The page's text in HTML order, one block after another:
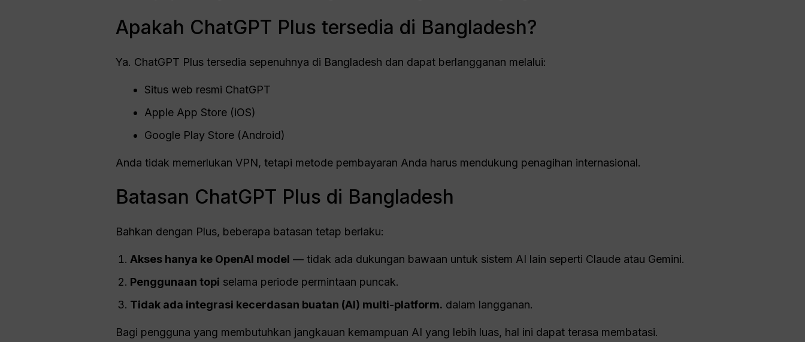
Apakah ChatGPT Plus tersedia di Bangladesh?
Ya. ChatGPT Plus tersedia sepenuhnya di Bangladesh dan dapat berlangganan melalui:
Situs web resmi ChatGPT
Apple App Store (iOS)
Google Play Store (Android)
Anda tidak memerlukan VPN, tetapi metode pembayaran Anda harus mendukung penagihan internasional.
Batasan ChatGPT Plus di Bangladesh
Bahkan dengan Plus, beberapa batasan tetap berlaku:
Akses hanya ke OpenAI model — tidak ada dukungan bawaan untuk sistem AI lain seperti Claude atau Gemini.
Penggunaan topi selama periode permintaan puncak.
Tidak ada integrasi kecerdasan buatan (AI) multi-platform. dalam langganan.
Bagi pengguna yang membutuhkan jangkauan kemampuan AI yang lebih luas, hal ini dapat terasa membatasi.